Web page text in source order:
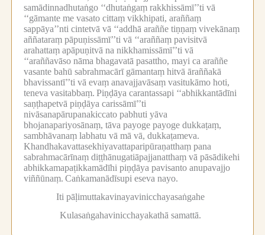
samādinnadhutaṅgo ‘‘dhutaṅgaṃ rakkhissāmī’’ti vā
‘‘gāmante me vasato cittaṃ vikkhipati, araññaṃ
sappāya’’nti cintetvā vā ‘‘addhā araññe tiṇṇaṃ vivekānaṃ
aññataraṃ pāpuṇissāmī’’ti vā ‘‘araññaṃ pavisitvā
arahattaṃ apāpuṇitvā na nikkhamissāmī’’ti vā
‘‘araññavāso nāma bhagavatā pasattho, mayi ca araññe
vasante bahū sabrahmacārī gāmantaṃ hitvā āraññakā
bhavissantī’’ti vā evaṃ anavajjavāsaṃ vasitukāmo hoti,
teneva vasitabbaṃ. Piṇḍāya carantassapi ‘‘abhikkantādīni
saṇṭhapetvā piṇḍāya carissāmī’’ti
nivāsanapārupanakiccato pabhuti yāva
bhojanapariyosānaṃ, tāva payoge payoge dukkaṭaṃ,
sambhāvanaṃ labhatu vā mā vā, dukkaṭameva.
Khandhakavattasekhiyavattaparipūraṇatthaṃ pana
sabrahmacārīnaṃ diṭṭhānugatiāpajjanatthaṃ vā pāsādikehi
abhikkamapaṭikkamādīhi piṇḍāya pavisanto anupavajjo
viññūnaṃ. Caṅkamanādīsupi eseva nayo.
Iti pāḷimuttakavinayavinicchayasaṅgahe
Kulasaṅgahavinicchayakathā samattā.